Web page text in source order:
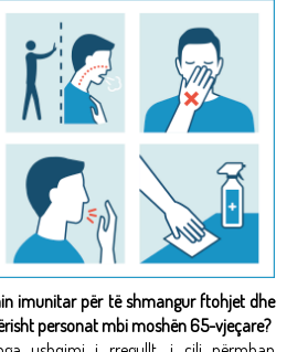
imunitar për të shmangur ftohjet dhe
personat mbi moshën 65-vjeçare?